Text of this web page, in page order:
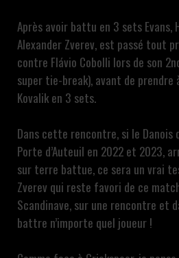
Après avoir battu en 3 sets Evans,
Alexander Zverev, est passé tout
contre Flávio Cobolli lors de son
super tie-break), avant de prendre
Kovalik en 3 sets.
Dans cette rencontre, si le
Porte d’Auteuil en 2022 et 2023,
sur terre battue, ce sera un vrai
Zverev qui reste favori de ce
Scandinave, sur une rencontre et
battre n’importe quel joueur !